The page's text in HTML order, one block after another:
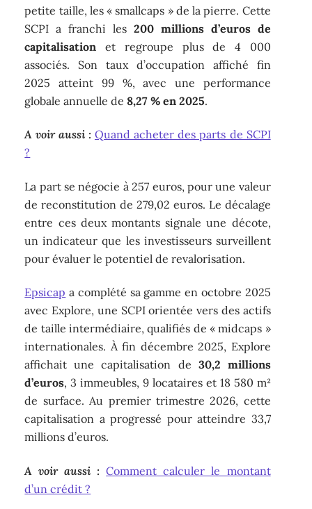
petite taille, les « smallcaps » de la pierre. Cette
SCPI a franchi les 200 millions d’euros de
capitalisation et regroupe plus de 4 000
associés. Son taux d’occupation affiché fin
2025 atteint 99 %, avec une performance
globale annuelle de 8,27 % en 2025.
A voir aussi : Quand acheter des parts de SCPI
?
La part se négocie à 257 euros, pour une valeur
de reconstitution de 279,02 euros. Le décalage
entre ces deux montants signale une décote,
un indicateur que les investisseurs surveillent
pour évaluer le potentiel de revalorisation.
Epsicap a complété sa gamme en octobre 2025
avec Explore, une SCPI orientée vers des actifs
de taille intermédiaire, qualifiés de « midcaps »
internationales. À fin décembre 2025, Explore
affichait une capitalisation de 30,2 millions
d’euros, 3 immeubles, 9 locataires et 18 580 m²
de surface. Au premier trimestre 2026, cette
capitalisation a progressé pour atteindre 33,7
millions d’euros.
A voir aussi : Comment calculer le montant
d’un crédit ?